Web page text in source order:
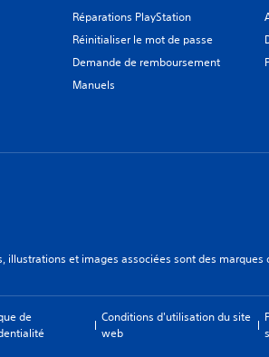
Réparations PlayStation
Réinitialiser le mot de passe
Demande de remboursement
Manuels
et images associées sont des
de
Conditions d'utilisation du site
web